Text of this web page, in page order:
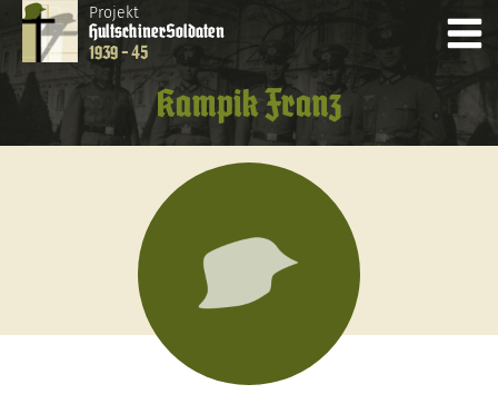
Projekt
HultschinerSoldaten
1939 - 45
Kampik Franz